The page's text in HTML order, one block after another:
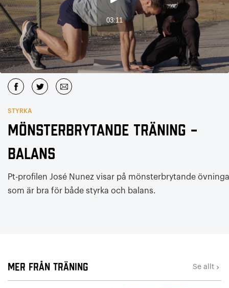
STYRKA
Mönsterbrytande träning –
Balans
Pt-profilen José Nunez visar på mönsterbrytande
som är bra för både styrka och balans.
Mer från Träning Se allt keyboard_arrow_right